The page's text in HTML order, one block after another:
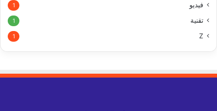
فيديو 1
تقنية 1
Z
1